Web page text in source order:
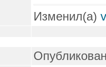
Изменил(а)